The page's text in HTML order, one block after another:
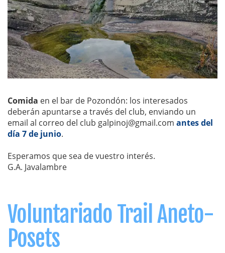
Comida en el bar de Pozondón: los interesados
deberán apuntarse a través del club, enviando un
email al correo del club galpinoj@gmail.com antes del
día 7 de junio.
Esperamos que sea de vuestro interés.
G.A. Javalambre
Voluntariado Trail Aneto-
Posets